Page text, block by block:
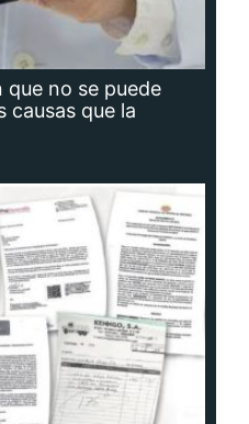
no se puede
causas que la